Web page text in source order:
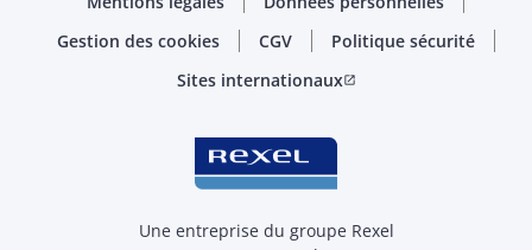
Gestion des cookies
CGV
Politique sécurité
Sites internationauxopen_in_new
Une entreprise du groupe Rexel